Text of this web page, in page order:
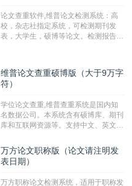
论文查重软件,维普论文检测系统：高
校，杂志社指定系统，可检测期刊发
表，大学生，硕博等论文。检测报告支
维普论文查重硕博版（大于9万字
符）
学位论文查重,维普查重系统是国内知
名数据公司。本系统含有硕博库、期刊
库和互联网资源等。支持中文、英文、
定院校！！！
万方论文职称版（论文请注明发
表日期）
万方职称论文检测系统，适用于职称发